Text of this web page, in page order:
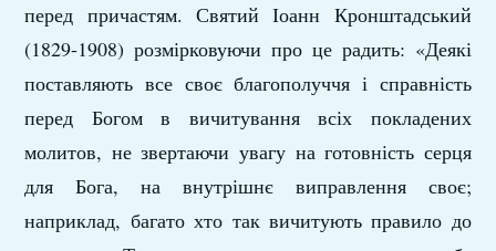
перед причастям. Святий Іоанн Кронштадський
(1829-1908) розмірковуючи про це радить: «Деякі
поставляють все своє благополуччя і справність
перед Богом в вичитування всіх покладених
молитов, не звертаючи увагу на готовність серця
для Бога, на внутрішнє виправлення своє;
наприклад, багато хто так вичитують правило до